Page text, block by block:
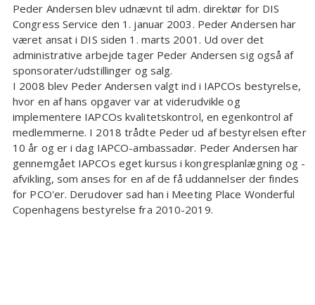
Peder Andersen blev udnævnt til adm. direktør for DIS
Congress Service den 1. januar 2003. Peder Andersen har
været ansat i DIS siden 1. marts 2001. Ud over det
administrative arbejde tager Peder Andersen sig også af
sponsorater/udstillinger og salg.
I 2008 blev Peder Andersen valgt ind i IAPCOs bestyrelse,
hvor en af hans opgaver var at viderudvikle og
implementere IAPCOs kvalitetskontrol, en egenkontrol af
medlemmerne. I 2018 trådte Peder ud af bestyrelsen efter
10 år og er i dag IAPCO-ambassadør. Peder Andersen har
gennemgået IAPCOs eget kursus i kongresplanlægning og -
afvikling, som anses for en af de få uddannelser der findes
for PCO'er. Derudover sad han i Meeting Place Wonderful
Copenhagens bestyrelse fra 2010-2019.